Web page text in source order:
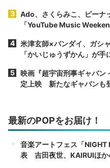
Ado、さくらみこ、ピーナ
「YouTube Music
米津玄師×バンダイ、ガシ
「かいじゅうずかん」が手
映画『超宇宙刑事ギャバン
定上映 新たなギャバンも
最新のPOPをお届け！
音楽アートフェス「
表 吉田夜世、KAIRUIほ